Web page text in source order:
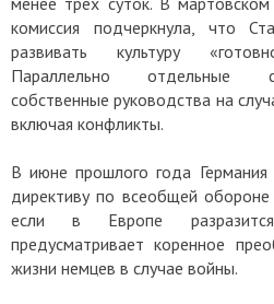
комиссия подчеркнула, что
развивать культуру
Параллельно отдельные
собственные руководства на
включая конфликты.
В июне прошлого года
директиву по всеобщей обороне
если в Европе
предусматривает коренное
жизни немцев в случае войны.